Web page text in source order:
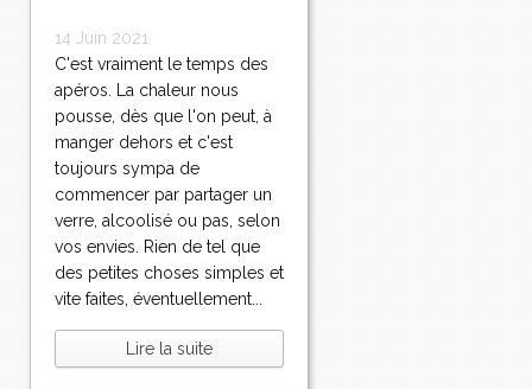
14 Juin 2021
C'est vraiment le temps des
apéros. La chaleur nous
pousse, dès que l'on peut, à
manger dehors et c'est
toujours sympa de
commencer par partager un
verre, alcoolisé ou pas, selon
vos envies. Rien de tel que
des petites choses simples et
vite faites, éventuellement...
Lire la suite